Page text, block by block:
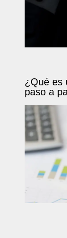
¿Qué es
paso a